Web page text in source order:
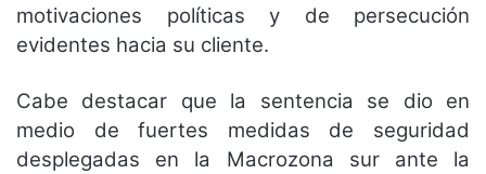
motivaciones políticas y de persecución
evidentes hacia su cliente.
Cabe destacar que la sentencia se dio en
medio de fuertes medidas de seguridad
desplegadas en la Macrozona sur ante la